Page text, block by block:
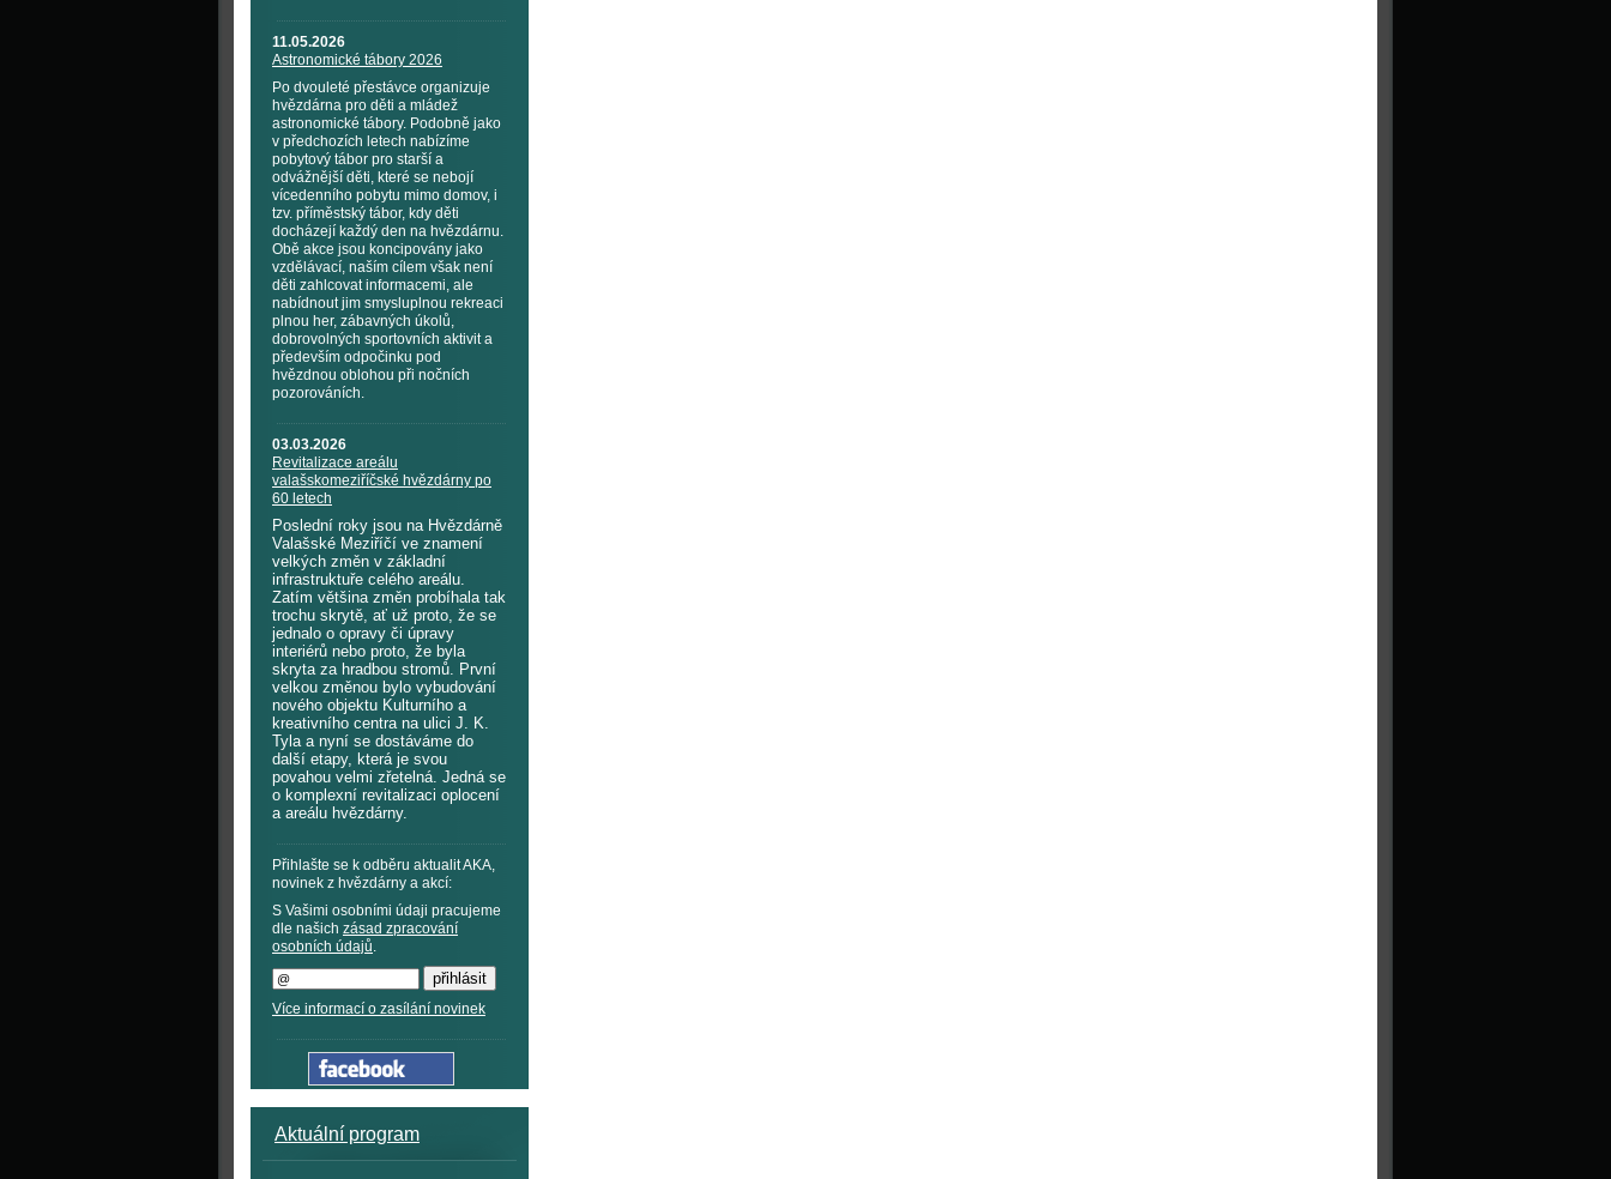
11.05.2026
Astronomické tábory 2026
Po dvouleté přestávce organizuje
hvězdárna pro děti a mládež
astronomické tábory. Podobně jako
v předchozích letech nabízíme
pobytový tábor pro starší a
odvážnější děti, které se nebojí
vícedenního pobytu mimo domov, i
tzv. příměstský tábor, kdy děti
docházejí každý den na hvězdárnu.
Obě akce jsou koncipovány jako
vzdělávací, naším cílem však není
děti zahlcovat informacemi, ale
nabídnout jim smysluplnou rekreaci
plnou her, zábavných úkolů,
dobrovolných sportovních aktivit a
především odpočinku pod
hvězdnou oblohou při nočních
pozorováních.
03.03.2026
Revitalizace areálu
valašskomeziříčské hvězdárny po
60 letech
Poslední roky jsou na Hvězdárně
Valašské Meziříčí ve znamení
velkých změn v základní
infrastruktuře celého areálu.
Zatím většina změn probíhala tak
trochu skrytě, ať už proto, že se
jednalo o opravy či úpravy
interiérů nebo proto, že byla
skryta za hradbou stromů. První
velkou změnou bylo vybudování
nového objektu Kulturního a
kreativního centra na ulici J. K.
Tyla a nyní se dostáváme do
další etapy, která je svou
povahou velmi zřetelná. Jedná se
o komplexní revitalizaci oplocení
a areálu hvězdárny.
Přihlašte se k odběru aktualit AKA,
novinek z hvězdárny a akcí:
S Vašimi osobními údaji pracujeme
dle našich zásad zpracování
osobních údajů.
Více informací o zasílání novinek
Aktuální program